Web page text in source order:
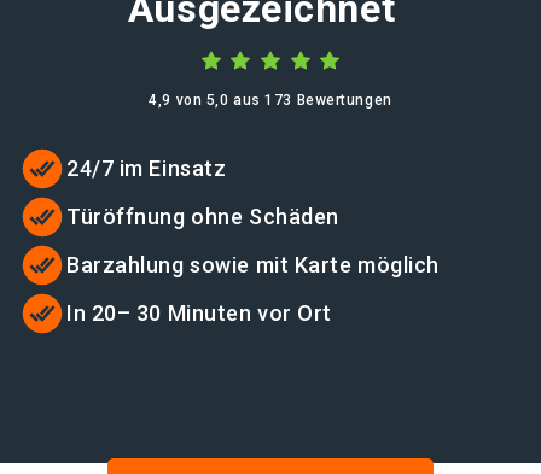
4,9 von 5,0 aus 173 Bewertungen
24/7 im Einsatz
Türöffnung ohne Schäden
Barzahlung sowie mit Karte möglich
In 20– 30 Minuten vor Ort